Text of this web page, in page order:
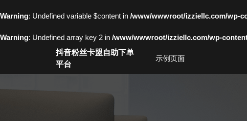
Warning: Undefined variable $content in /www/wwwroot/izziellc.com/wp-
Warning: Undefined array key 2 in /www/wwwroot/izziellc.com/wp-
抖音粉丝卡盟自助下单
平台
示例页面